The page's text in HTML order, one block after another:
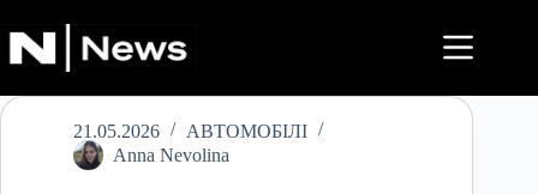
до
вмісту
21.05.2026
АВТОМОБІЛІ
Anna Nevolina